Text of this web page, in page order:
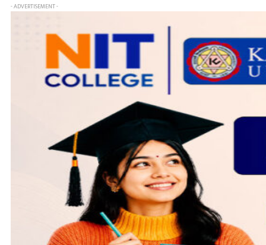
- ADVERTISEMENT -